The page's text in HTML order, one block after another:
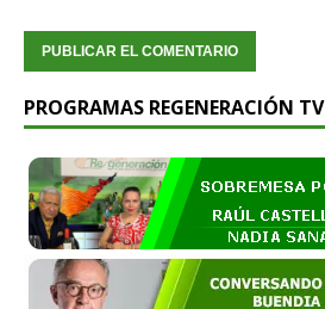
PROGRAMAS REGENERACIÓN TV